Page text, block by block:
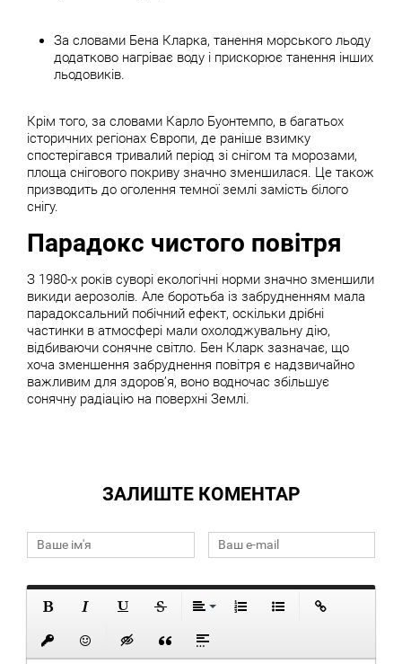
За словами Бена Кларка, танення морського льоду
додатково нагріває воду і прискорює танення інших
льодовиків.
Крім того, за словами Карло Буонтемпо, в багатьох
історичних регіонах Європи, де раніше взимку
спостерігався тривалий період зі снігом та морозами,
площа снігового покриву значно зменшилася. Це також
призводить до оголення темної землі замість білого
снігу.
Парадокс чистого повітря
З 1980-х років суворі екологічні норми значно зменшили
викиди аерозолів. Але боротьба із забрудненням мала
парадоксальний побічний ефект, оскільки дрібні
частинки в атмосфері мали охолоджувальну дію,
відбиваючи сонячне світло. Бен Кларк зазначає, що
хоча зменшення забруднення повітря є надзвичайно
важливим для здоров’я, воно водночас збільшує
сонячну радіацію на поверхні Землі.
ЗАЛИШТЕ КОМЕНТАР